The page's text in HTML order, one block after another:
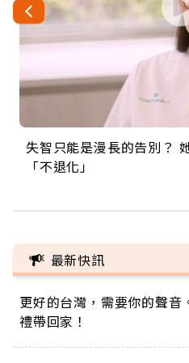
失智只能是漫長的告別？
「不退化」
來自剛果的巧克力神父 為
的家，我連作夢都講台語！
63歲卸矽谷副總、搬回台
丑」走進安養院，逗樂上
104歲打破金氏世界紀錄
手，分享長壽的秘密原來是
事業巔峰他選擇追夢…黑
巨蛋！連CNN都大讚！
最新快訊
更好的台灣，需要你的聲音
禮帶回家！